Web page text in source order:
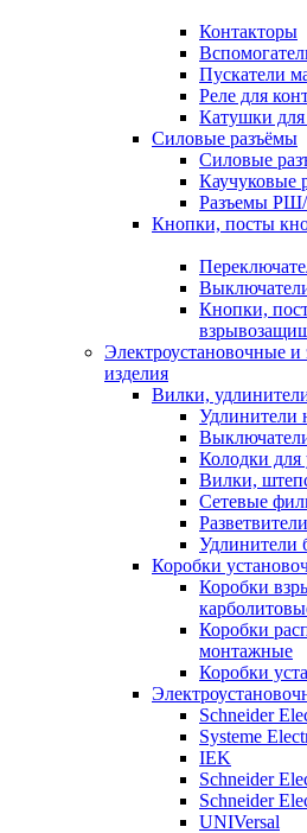
Контакторы
Пускатели
Реле для
Катушки для
Силовые разъёмы
Силовые
Каучуковые
Разъемы
Кнопки, посты
Кнопки,
Электроустановочные
изделия
Вилки,
Удлинители
Колодки для
Вилки,
Сетевые
Коробки
Коробки
Коробки
монтажные
Коробки
Schneider
Systeme
IEK
Schneider
Schneider
UNIVersal